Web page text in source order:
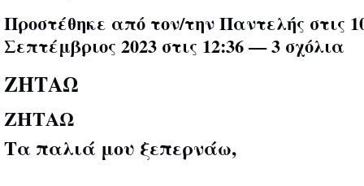
Προστέθηκε από τον/τηνΠαντελής στις
Σεπτέμβριος 2023 στις 12:36 —3 σχόλια
ΖΗΤΑΩ
ΖΗΤΑΩ
Τα παλιά μου ξεπερνάω,